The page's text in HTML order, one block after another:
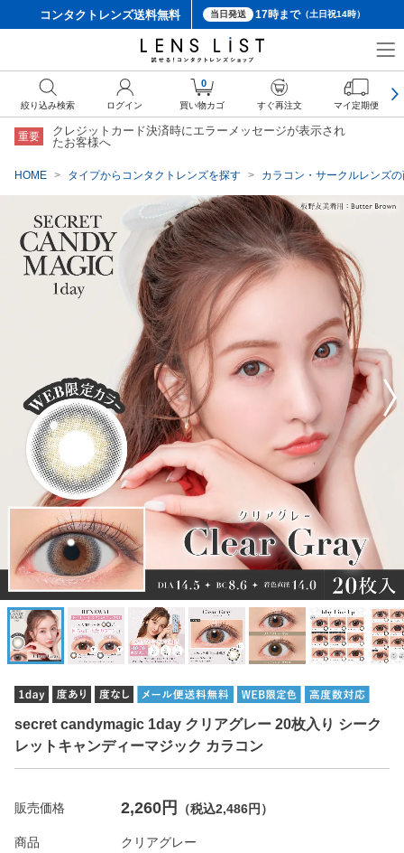
コンタクトレンズ送料無料 当日発送 17時まで（土日祝14時）
重要
クレジットカード決済時にエラーメッセージが表示され
たお客様へ
HOME タイプからコンタクトレンズを探す カラコン・サークルレンズ
secret candymagic 1day クリアグレー 20枚入り シーク
レットキャンディーマジック カラコン
販売価格 2,260円 （税込2,486円）
商品
絞り込み検索 ログイン
0
買い物カゴ すぐ再注文 マイ定期便
クーポン詳細